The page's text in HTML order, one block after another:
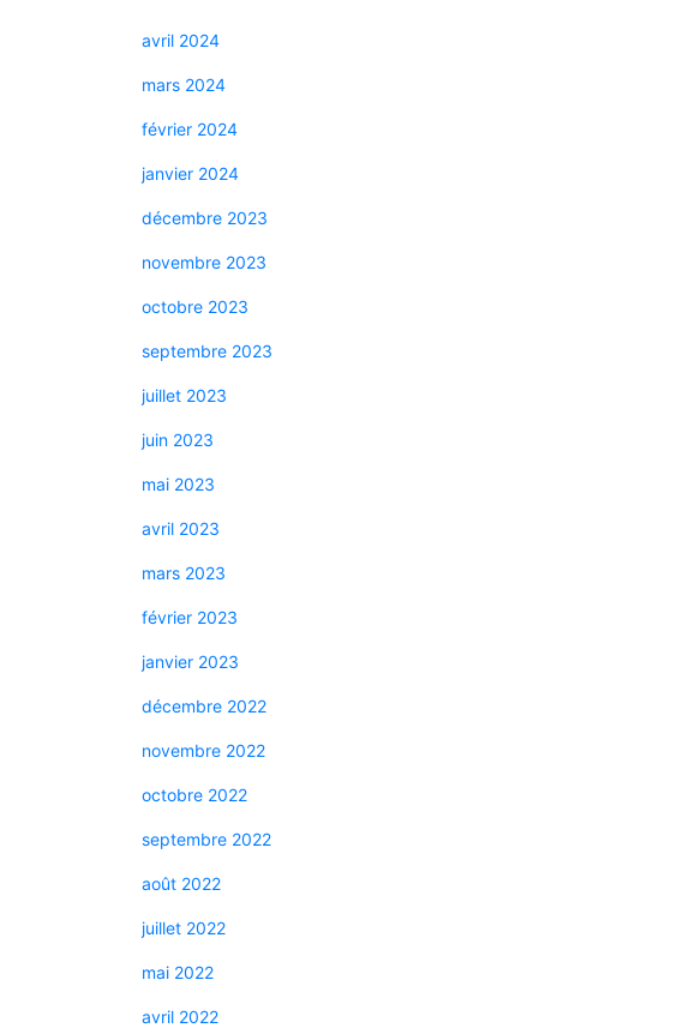
avril 2024
mars 2024
février 2024
janvier 2024
décembre 2023
novembre 2023
octobre 2023
septembre 2023
juillet 2023
juin 2023
mai 2023
avril 2023
mars 2023
février 2023
janvier 2023
décembre 2022
novembre 2022
octobre 2022
septembre 2022
août 2022
juillet 2022
mai 2022
avril 2022